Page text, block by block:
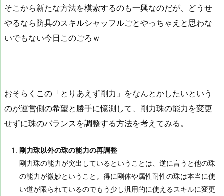
そこから新たな方法を模索するのも一興なのだが、どうせ
やるなら防具のスキルシャッフルごとやっちゃえと思わな
いでもない今日このごろｗ
おそらくこの「とりあえず剛力」をなんとかしたいという
のが運営側の希望と勝手に憶測して、剛力珠の能力を変更
せずに珠のバランスを調整する方法を考えてみる。
剛力珠以外の珠の能力の再調整
剛力珠の能力が突出しているということは、逆に言うと他の珠
の能力が微妙ということ。得に剛体や属性耐性の珠は本当に使
い道が限られているのでもう少し汎用的に使えるスキルに変更